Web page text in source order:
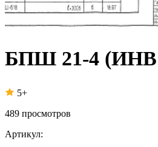
БПШ 21-4 (ИНВ
5+
489 просмотров
Артикул: